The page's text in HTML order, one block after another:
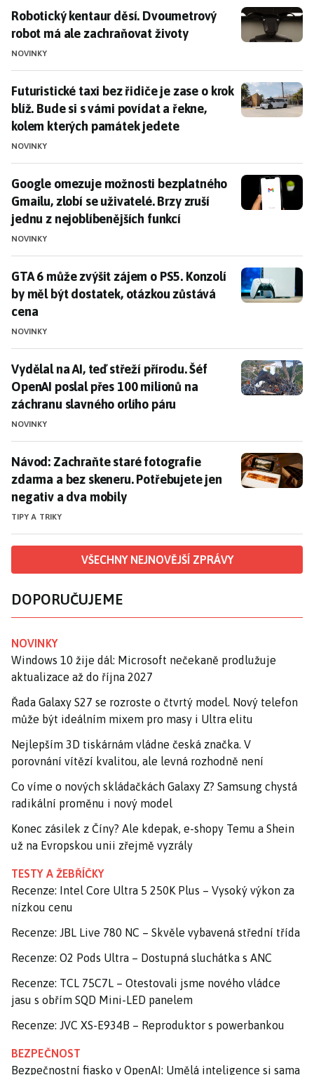
Robotický kentaur děsí. Dvoumetrový robot má ale
Robotický kentaur děsí. Dvoumetrový
robot má ale zachraňovat životy
NOVINKY
Futuristické taxi bez řidiče je zase o krok blíž. Bude
Futuristické taxi bez řidiče je zase o krok
blíž. Bude si s vámi povídat a řekne,
kolem kterých památek jedete
NOVINKY
Google omezuje možnosti bezplatného Gmailu,
Google omezuje možnosti bezplatného
Gmailu, zlobí se uživatelé. Brzy zruší
jednu z nejoblíbenějších funkcí
NOVINKY
GTA 6 může zvýšit zájem o PS5. Konzolí by měl být
GTA 6 může zvýšit zájem o PS5. Konzolí
by měl být dostatek, otázkou zůstává
cena
NOVINKY
Vydělal na AI, teď střeží přírodu. Šéf OpenAI poslal
Vydělal na AI, teď střeží přírodu. Šéf
OpenAI poslal přes 100 milionů na
záchranu slavného orlího páru
NOVINKY
Návod: Zachraňte staré fotografie zdarma a bez
Návod: Zachraňte staré fotografie
zdarma a bez skeneru. Potřebujete jen
negativ a dva mobily
TIPY A TRIKY
VŠECHNY NEJNOVĚJŠÍ ZPRÁVY
DOPORUČUJEME
NOVINKY
Windows 10 žije dál: Microsoft nečekaně prodlužuje
aktualizace až do října 2027
Řada Galaxy S27 se rozroste o čtvrtý model. Nový telefon
může být ideálním mixem pro masy i Ultra elitu
Nejlepším 3D tiskárnám vládne česká značka. V
porovnání vítězí kvalitou, ale levná rozhodně není
Co víme o nových skládačkách Galaxy Z? Samsung chystá
radikální proměnu i nový model
Konec zásilek z Číny? Ale kdepak, e-shopy Temu a Shein
už na Evropskou unii zřejmě vyzrály
TESTY A ŽEBŘÍČKY
Recenze: Intel Core Ultra 5 250K Plus – Vysoký výkon za
nízkou cenu
Recenze: JBL Live 780 NC – Skvěle vybavená střední třída
Recenze: O2 Pods Ultra – Dostupná sluchátka s ANC
Recenze: TCL 75C7L – Otestovali jsme nového vládce
jasu s obřím SQD Mini-LED panelem
Recenze: JVC XS-E934B – Reproduktor s powerbankou
BEZPEČNOST
Bezpečnostní fiasko v OpenAI: Umělá inteligence si sama